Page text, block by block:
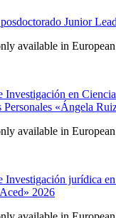
Junior
available in
Investigación en
Personales «Ángela
available in
Investigación jurídica
2026